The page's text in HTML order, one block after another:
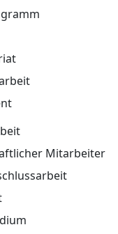
Mitarbeiter